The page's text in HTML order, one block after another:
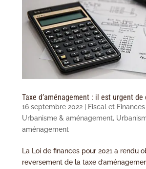
Taxe d’aménagement : il est urgent de
16 septembre 2022| Fiscal et
Urbanisme & aménagement,
aménagement
La Loi de finances pour 2021 a rendu
reversement de la taxe